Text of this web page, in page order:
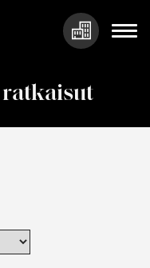
ratkaisut